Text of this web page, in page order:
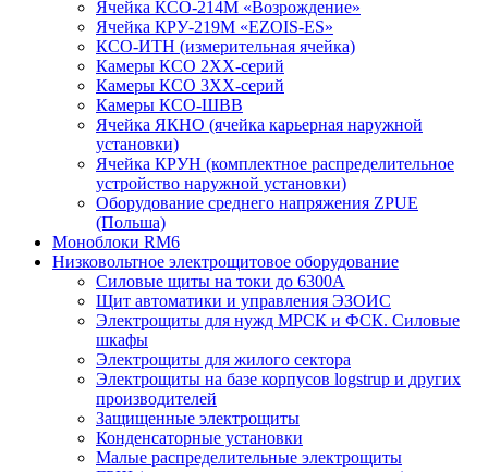
Ячейка КСО-214М «Возрождение»
Ячейка КРУ-219М «EZOIS-ES»
КСО-ИТН (измерительная ячейка)
Камеры КСО 2ХХ-серий
Камеры КСО 3ХХ-серий
Камеры КСО-ШВВ
Ячейка ЯКНО (ячейка карьерная наружной
установки)
Ячейка КРУН (комплектное распределительное
устройство наружной установки)
Оборудование среднего напряжения ZPUE
(Польша)
Моноблоки RM6
Низковольтное электрощитовое оборудование
Силовые щиты на токи до 6300А
Щит автоматики и управления ЭЗОИС
Электрощиты для нужд МРСК и ФСК. Силовые
шкафы
Электрощиты для жилого сектора
Электрощиты на базе корпусов logstrup и других
производителей
Защищенные электрощиты
Конденсаторные установки
Малые распределительные электрощиты